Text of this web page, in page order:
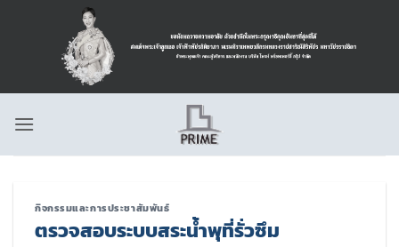
กิจกรรมและการประชาสัมพันธ์
ตรวจสอบระบบสระน้ำพุที่รั่วซึม